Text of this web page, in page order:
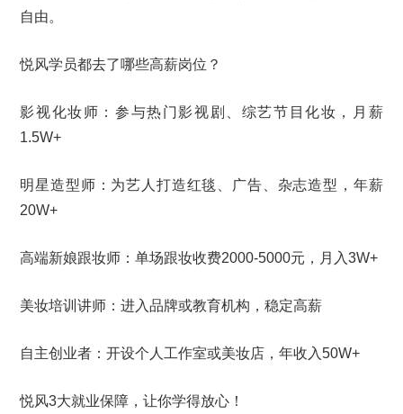
自由。
悦风学员都去了哪些高薪岗位？
影视化妆师：参与热门影视剧、综艺节目化妆，月薪
1.5W+
明星造型师：为艺人打造红毯、广告、杂志造型，年薪
20W+
高端新娘跟妆师：单场跟妆收费2000-5000元，月入3W+
美妆培训讲师：进入品牌或教育机构，稳定高薪
自主创业者：开设个人工作室或美妆店，年收入50W+
悦风3大就业保障，让你学得放心！